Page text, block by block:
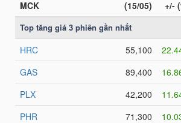
NGÀNH
NGHIỆP